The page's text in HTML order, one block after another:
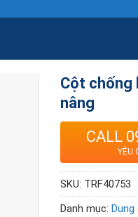
Cột chống
nâng
CALL
YÊU
SKU: TRF40753
Danh mục: